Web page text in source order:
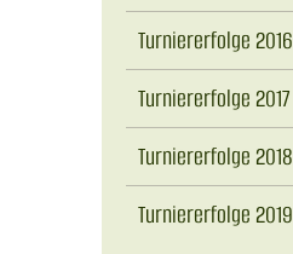
Turniererfolge 2016
Turniererfolge 2017
Turniererfolge 2018
Turniererfolge 2019